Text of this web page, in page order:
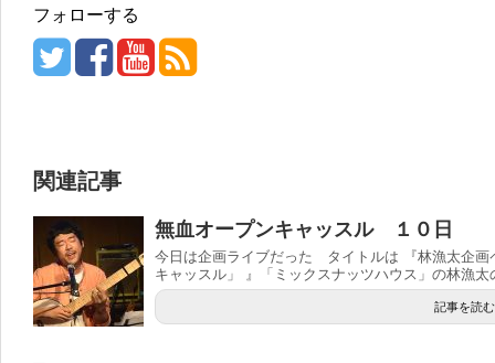
フォローする
関連記事
無血オープンキャッスル １０日
今日は企画ライブだった タイトルは 『林漁太企画
キャッスル」 』「ミックスナッツハウス」の林漁太
記事を読む